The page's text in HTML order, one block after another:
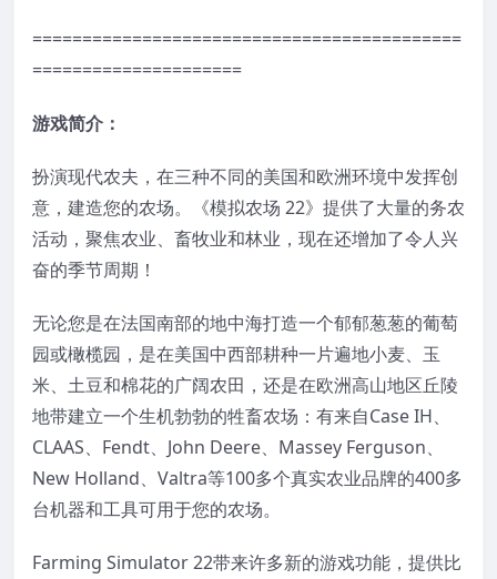
===========================================
=====================
游戏简介：
扮演现代农夫，在三种不同的美国和欧洲环境中发挥创
意，建造您的农场。《模拟农场 22》提供了大量的务农
活动，聚焦农业、畜牧业和林业，现在还增加了令人兴
奋的季节周期！
无论您是在法国南部的地中海打造一个郁郁葱葱的葡萄
园或橄榄园，是在美国中西部耕种一片遍地小麦、玉
米、土豆和棉花的广阔农田，还是在欧洲高山地区丘陵
地带建立一个生机勃勃的牲畜农场：有来自Case IH、
CLAAS、Fendt、John Deere、Massey Ferguson、
New Holland、Valtra等100多个真实农业品牌的400多
台机器和工具可用于您的农场。
Farming Simulator 22带来许多新的游戏功能，提供比